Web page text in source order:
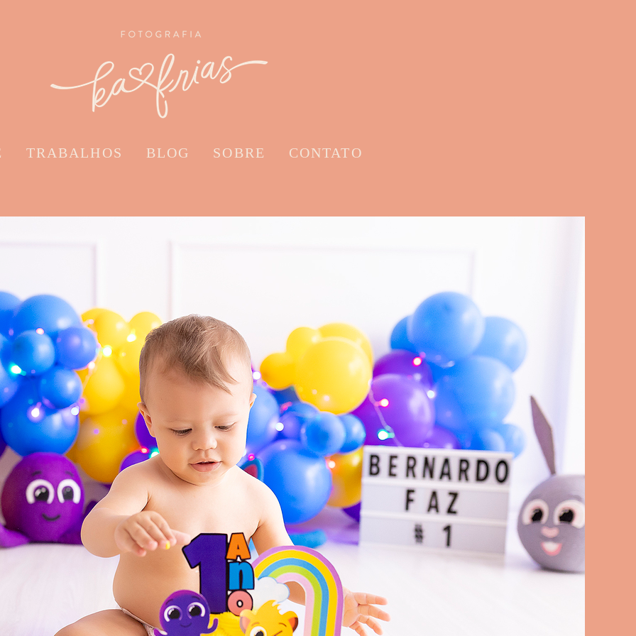
TRABALHOS BLOG SOBRE CONTATO